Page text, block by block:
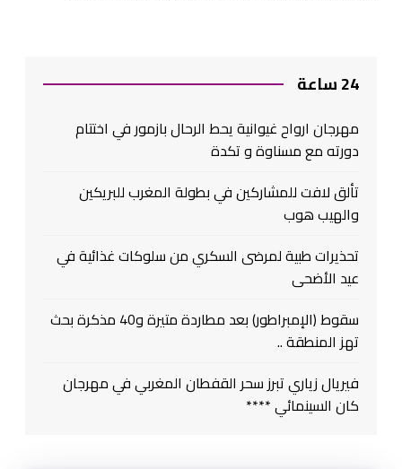
24 ساعة
مهرجان ارواح غيوانية يحط الرحال بازمور في اختتام
دورته مع مسناوة و تكدة
تألق لافت للمشاركين في بطولة المغرب للبريكين
والهيب هوب
تحذيرات طبية لمرضى السكري من سلوكات غذائية في
عيد الأضحى
سقوط (الإمبراطور) بعد مطاردة متيرة و40 مذكرة بحث
تهز المنطقة ..
فيريال زياري تبرز سحر القفطان المغربي في مهرجان
كان السينمائي ****